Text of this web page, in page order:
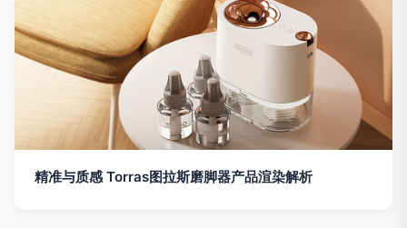
精准与质感 Torras图拉斯磨脚器产品渲染解析